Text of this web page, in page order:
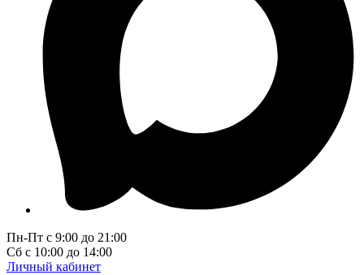
Пн-Пт с 9:00 до 21:00
Сб с 10:00 до 14:00
Личный кабинет